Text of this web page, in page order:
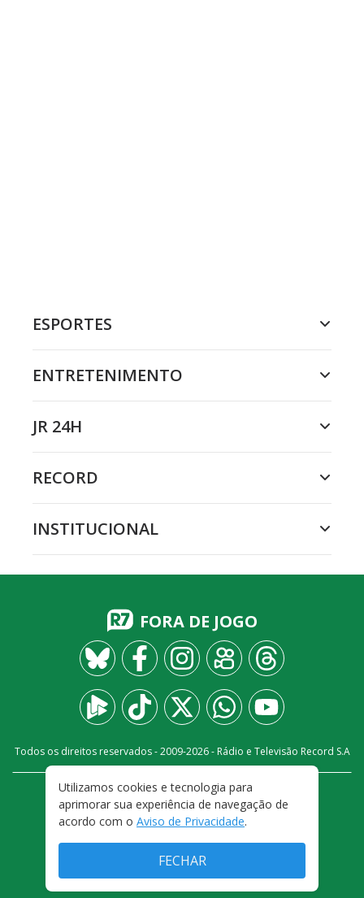
ESPORTES
ENTRETENIMENTO
JR 24H
RECORD
INSTITUCIONAL
FORA DE JOGO
Todos os direitos reservados - 2009-2026- Rádio e Televisão Record S.A
FALE CONOSCO
PRIVACIDADE
TERMOS E CONDIÇÕES DE USO
Utilizamos cookies e tecnologia para
aprimorar sua experiência de navegação de
acordo com o Aviso de Privacidade.
FECHAR